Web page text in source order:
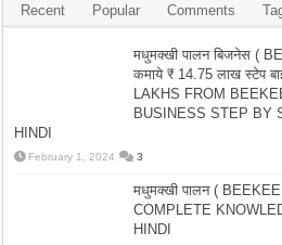
Recent Popular Comments
मधुमक्खी पालन बिजनेस (
कमाये ₹ 14.75 लाख स्टेप
LAKHS FROM
BUSINESS STEP BY
HINDI
February 1, 2024 3
मधुमक्खी पालन (
COMPLETE
HINDI